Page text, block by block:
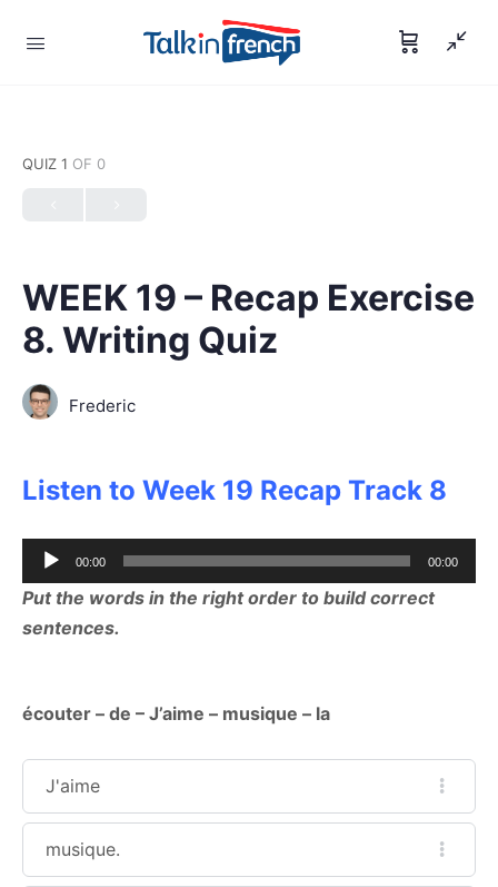
QUIZ 1 OF 0
WEEK 19 – Recap Exercise
8. Writing Quiz
Frederic
Listen to Week 19 Recap Track 8
Audio
Player
00:00 00:00
Put the words in the right order to build correct
sentences.
écouter – de – J’aime – musique – la
J'aime
musique.